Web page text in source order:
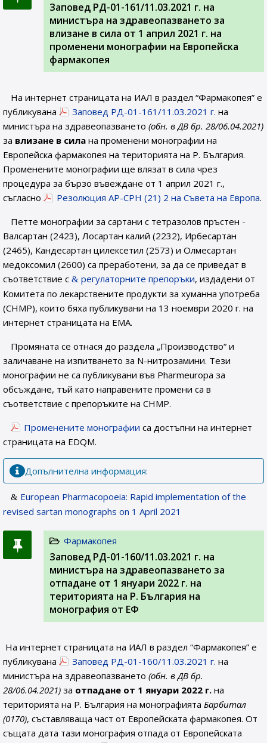
Заповед РД-01-161/11.03.2021 г. на
министъра на здравеопазването за
влизане в сила от 1 април 2021 г. на
променени монографии на Европейска
фармакопея
На интернет страницата на ИАЛ в раздел “Фармакопея” е
публикувана
Заповед РД-01-161/11.03.2021 г. на
министъра на здравеопазването (обн. в ДВ бр. 28/06.04.2021)
за влизане в сила на променени монографии на
Европейска фармакопея на територията на Р. България.
Променените монографии ще влязат в сила чрез
процедура за бързо въвеждане от 1 април 2021 г.,
съгласно
Резолюция AP-CPH (21) 2 на Съвета на Европа.
Петте монографии за сартани с тетразолов пръстен -
Валсартан (2423), Лосартан калий (2232), Ирбесартан
(2465), Кандесартан цилексетил (2573) и Олмесартан
медоксомил (2600) са преработени, за да се приведат в
съответствие с
регулаторните препоръки, издадени от
Комитета по лекарствените продукти за хуманна употреба
(CHMP), които бяха публикувани на 13 ноември 2020 г. на
интернет страницата на EMA.
Промяната се отнася до раздела „Производство“ и
заличаване на изпитването за N-нитрозамини. Тези
монографии не са публикувани във Pharmeuropa за
обсъждане, тъй като направените промени са в
съответствие с препоръките на CHMP.
Променените монографии са достъпни на интернет
страницата на EDQM.
Допълнителна информация:
European Pharmacopoeia: Rapid implementation of the
revised sartan monographs on 1 April 2021
Фармакопея
Заповед РД-01-160/11.03.2021 г. на
министъра на здравеопазването за
отпадане от 1 януари 2022 г. на
територията на Р. България на
монография от ЕФ
На интернет страницата на ИАЛ в раздел “Фармакопея” е
публикувана
Заповед РД-01-160/11.03.2021 г. на
министъра на здравеопазването (обн. в ДВ бр.
28/06.04.2021) за отпадане от 1 януари 2022 г. на
територията на Р. България на монографията Барбитал
(0170), съставляваща част от Европейската фармакопея. От
същата дата тази монография отпада от Европейската